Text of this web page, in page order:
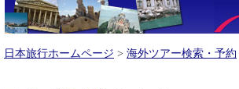
日本旅行ホームページ > 海外ツアー検索・予約